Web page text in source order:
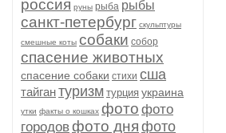
россия руны рыба рыбы
санкт-петербург скульптуры
смешные коты собаки собор
спасение животных
спасение собаки стихи сша
тайгантуризм турция украина
утки факты о кошках фото фото
городовфото дня фото